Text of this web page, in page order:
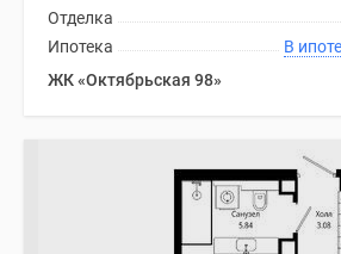
Отделка
Ипотека
ЖК «Октябрьская 98»